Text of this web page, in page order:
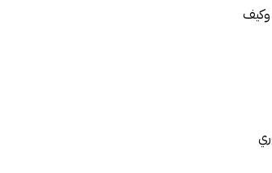
وكيف